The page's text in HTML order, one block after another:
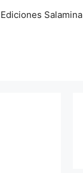
Ediciones Salamina